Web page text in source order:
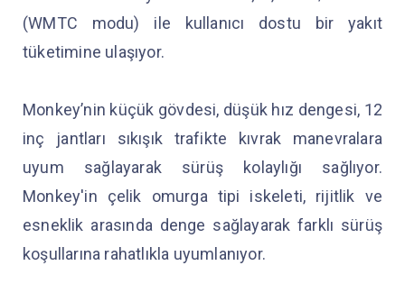
(WMTC modu) ile kullanıcı dostu bir yakıt
tüketimine ulaşıyor.
Monkey’nin küçük gövdesi, düşük hız dengesi, 12
inç jantları sıkışık trafikte kıvrak manevralara
uyum sağlayarak sürüş kolaylığı sağlıyor.
Monkey'in çelik omurga tipi iskeleti, rijitlik ve
esneklik arasında denge sağlayarak farklı sürüş
koşullarına rahatlıkla uyumlanıyor.